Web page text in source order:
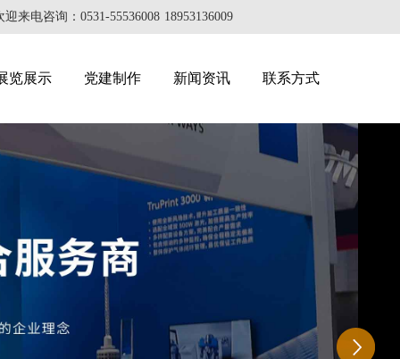
电咨询：0531-55536008 18953136009
览展示 党建制作 新闻资讯 联系方式